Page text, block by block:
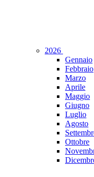
2026
Gennaio
Febbraio
Marzo
Aprile
Maggio
Giugno
Luglio
Agosto
Ottobre